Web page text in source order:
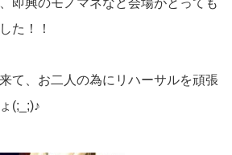
即興のモノマネなど会場がとっても
た！！
て、お二人の為にリハーサルを頑張
(;_;)♪